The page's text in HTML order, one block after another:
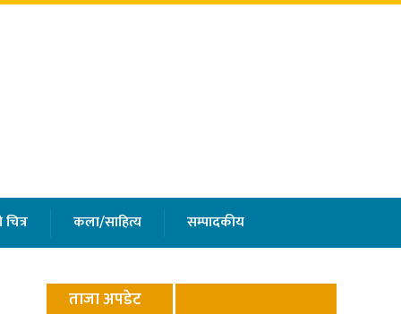
कला/साहित्य सम्पादकीय
ताजा अपडेट